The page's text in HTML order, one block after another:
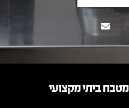
מטבח ביתי מקצועי